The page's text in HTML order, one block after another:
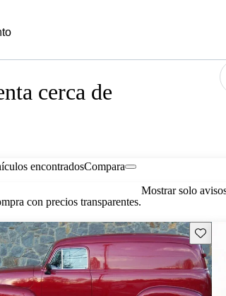
cerca de
encontradosCompara
con precios transparentes.
Mostrar solo